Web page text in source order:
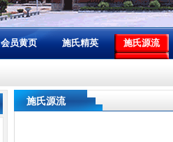
会员黄页 施氏精英 施氏源流
施氏源流